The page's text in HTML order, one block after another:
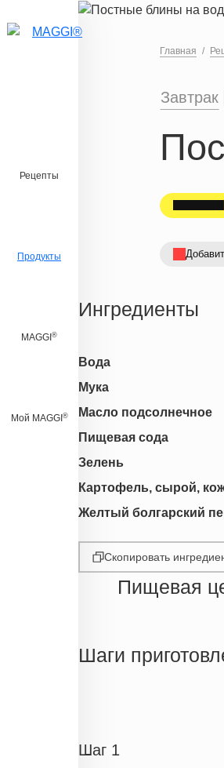
Перейти к основному содержанию
Рецепты
Продукты
MAGGI ®
Мой MAGGI ®
Главная
Завтрак
Ингредиенты
Вода
Мука
Масло подсолнечное
Пищевая сода
Зелень
Картофель, сырой,
Желтый болгарский
Скопировать
Пищевая
Белки
Шаги
Шаг 1